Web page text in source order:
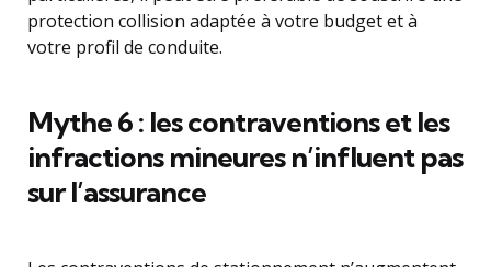
protection collision adaptée à votre budget et à
votre profil de conduite.
Mythe 6 : les contraventions et les
infractions mineures n’influent pas
sur l’assurance